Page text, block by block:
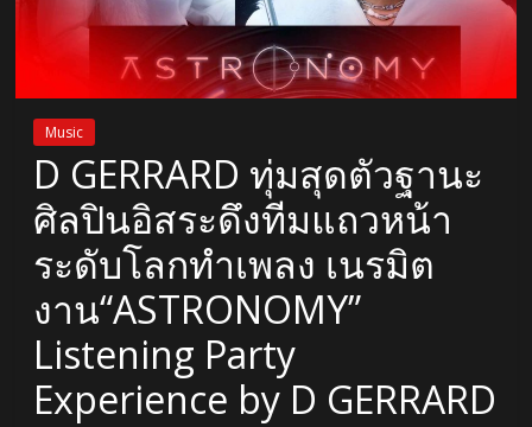
Music
D GERRARD ทุ่มสุดตัวฐานะ
ศิลปินอิสระดึงทีมแถวหน้า
ระดับโลกทำเพลง เนรมิต
งาน“ASTRONOMY”
Listening Party
Experience by D GERRARD